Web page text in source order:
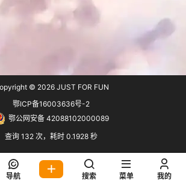
© 2026JUST FOR FUN
鄂ICP备16003636号-2
鄂公网安备 42088102000089
查询 132 次，耗时 0.1928 秒
导航 搜索 菜单 我的